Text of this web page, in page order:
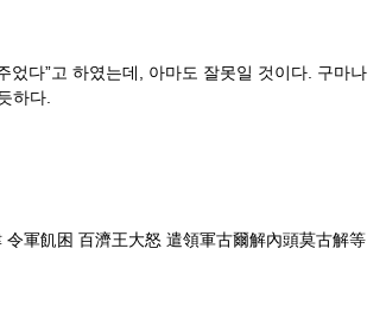
다”고 하였는데, 아마도 잘못일 것이다. 구마나
하다.
軍飢困 百濟王大怒 遣領軍古爾解內頭莫古解等